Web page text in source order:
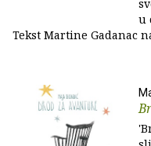
u
Tekst Martine Gadanac